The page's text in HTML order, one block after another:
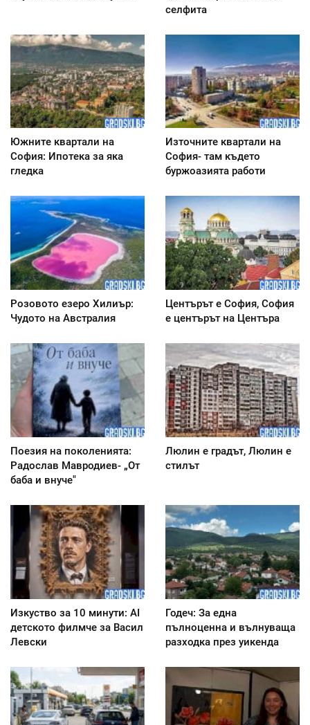
селфита
Южните квартали на
София: Ипотека за яка
гледка
Източните квартали на
София- там където
буржоазията работи
Розовото езеро Хилиър:
Чудото на Австралия
Центърът е София, София
е центърът на Центъра
Поезия на поколенията:
Радослав Мавродиев- „От
баба и внуче"
Люлин е градът, Люлин е
стилът
Изкуство за 10 минути: AI
детското филмче за Васил
Левски
Годеч: За една
пълноценна и вълнуваща
разходка през уикенда